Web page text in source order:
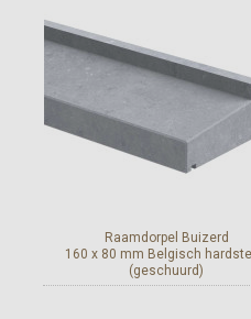
Raamdorpel Buizerd
160 x 80 mm Belgisch
(geschuurd)